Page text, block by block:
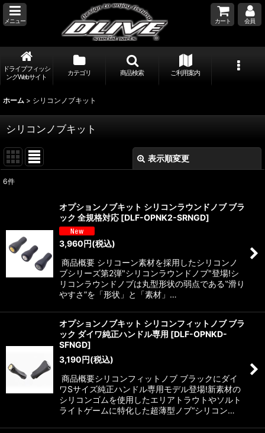
メニュー カート 会員
ドライブフィッシ
ングWebサイト
カテゴリ 商品検索 ご利用案内
ホーム > シリコンノブキット
シリコンノブキット
表示順変更
絞り込む
6件
オプションノブキット シリコンラウンドノブ ブラ
ック 全規格対応 [DLF-OPNK2-SRNGD]
3,960円(税込)
商品概要 シリコーン素材を採用したシリコンノ
ブシリーズ第2弾"シリコンラウンドノブ"登場!シ
リコンラウンドノブは丸型形状の弱点である‟滑り
やすさ”を「形状」と「素材」…
オプションノブキット シリコンフィットノブ ブラ
ック ダイワ純正ハンドル専用 [DLF-OPNKD-
SFNGD]
3,190円(税込)
商品概要シリコンフィットノブ ブラックにダイ
ワSサイズ純正ハンドル専用モデル登場!新素材の
シリコンゴムを使用したエリアトラウトやソルト
ライトゲームに特化した超薄型ノブ“シリコン…